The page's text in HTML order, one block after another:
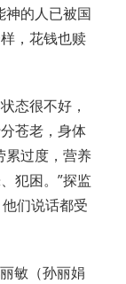
神的人已被国
，花钱也赎
态很不好，
苍老，身体
累过度，营养
犯困。”探监
们说话都受
敏（孙丽娟